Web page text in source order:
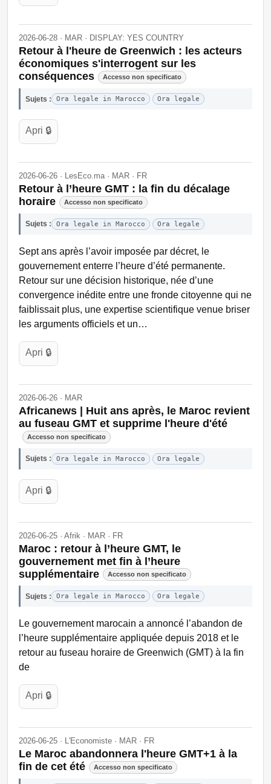
2026-06-28 · MAR · DISPLAY: YES COUNTRY
Retour à l'heure de Greenwich : les acteurs
économiques s'interrogent sur les
conséquences
Accesso non specificato
Sujets : Ora legale in Marocco Ora legale
Apri 🔒
2026-06-26 · LesEco.ma · MAR · FR
Retour à l’heure GMT : la fin du décalage
horaire
Accesso non specificato
Sujets : Ora legale in Marocco Ora legale
Sept ans après l’avoir imposée par décret, le
gouvernement enterre l’heure d’été permanente.
Retour sur une décision historique, née d’une
convergence inédite entre une fronde citoyenne qui ne
faiblissait plus, une expertise scientifique venue briser
les arguments officiels et un…
Apri 🔒
2026-06-26 · MAR
Africanews | Huit ans après, le Maroc revient
au fuseau GMT et supprime l'heure d'été
Accesso non specificato
Sujets : Ora legale in Marocco Ora legale
Apri 🔒
2026-06-25 · Afrik · MAR · FR
Maroc : retour à l’heure GMT, le
gouvernement met fin à l’heure
supplémentaire
Accesso non specificato
Sujets : Ora legale in Marocco Ora legale
Le gouvernement marocain a annoncé l’abandon de
l’heure supplémentaire appliquée depuis 2018 et le
retour au fuseau horaire de Greenwich (GMT) à la fin
de
Apri 🔒
2026-06-25 · L'Economiste · MAR · FR
Le Maroc abandonnera l'heure GMT+1 à la
fin de cet été
Accesso non specificato